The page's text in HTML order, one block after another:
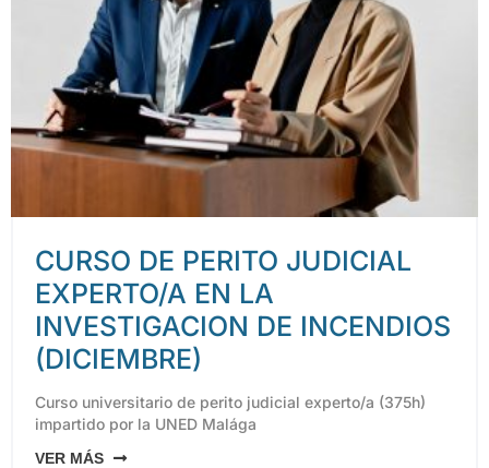
CURSO DE PERITO JUDICIAL
EXPERTO/A EN LA
INVESTIGACION DE INCENDIOS
(DICIEMBRE)
Curso universitario de perito judicial experto/a (375h)
impartido por la UNED Malága
VER MÁS